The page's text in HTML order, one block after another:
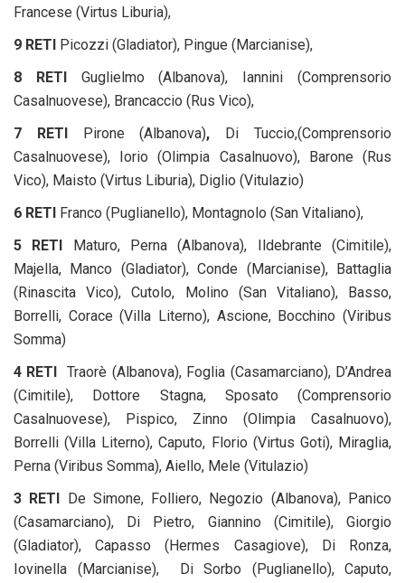
Francese (Virtus Liburia),
9 RETI
Picozzi (Gladiator), Pingue (Marcianise),
8 RETI Guglielmo (Albanova), Iannini (Comprensorio
Casalnuovese), Brancaccio (Rus Vico),
7 RETI
Pirone (Albanova), Di Tuccio,(Comprensorio
Casalnuovese), Iorio (Olimpia Casalnuovo),
Barone (Rus
Vico), Maisto (Virtus Liburia), Diglio (Vitulazio)
6 RETI
Franco (Puglianello), Montagnolo (San Vitaliano),
5 RETI
Maturo, Perna (Albanova), Ildebrante (Cimitile),
Majella, Manco (Gladiator), Conde (Marcianise), Battaglia
(Rinascita Vico), Cutolo, Molino (San Vitaliano), Basso,
Borrelli, Corace (Villa Literno), Ascione, Bocchino (Viribus
Somma)
4 RETI
Traorè (Albanova), Foglia (Casamarciano), D’Andrea
(Cimitile), Dottore Stagna, Sposato (Comprensorio
Casalnuovese), Pispico, Zinno (Olimpia Casalnuovo),
Borrelli (Villa Literno), Caputo, Florio (Virtus Goti), Miraglia,
Perna (Viribus Somma), Aiello, Mele (Vitulazio)
3 RETI
De Simone, Folliero, Negozio (Albanova), Panico
(Casamarciano),
Di Pietro, Giannino (Cimitile), Giorgio
(Gladiator), Capasso (Hermes Casagiove), Di Ronza,
Iovinella (Marcianise), Di Sorbo (Puglianello), Caputo,